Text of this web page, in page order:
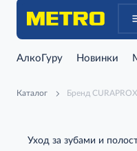
АлкоГуру Новинки
Каталог Бренд CURAPROX
Уход за зубами и